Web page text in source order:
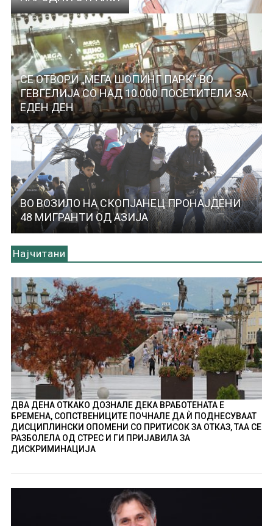
СЕ ОТВОРИ „МЕГА ШОПИНГ ПАРК“ ВО
ГЕВГЕЛИЈА СО НАД 10.000 ПОСЕТИТЕЛИ ЗА
ЕДЕН ДЕН
ВО ВОЗИЛО НА СКОПЈАНЕЦ ПРОНАЈДЕНИ
48 МИГРАНТИ ОД АЗИЈА
Најчитани
ДВА ДЕНА ОТКАКО ДОЗНАЛЕ ДЕКА ВРАБОТЕНАТА Е
БРЕМЕНА, СОПСТВЕНИЦИТЕ ПОЧНАЛЕ ДА Ѝ ПОДНЕСУВААТ
ДИСЦИПЛИНСКИ ОПОМЕНИ СО ПРИТИСОК ЗА ОТКАЗ, ТАА СЕ
РАЗБОЛЕЛА ОД СТРЕС И ГИ ПРИЈАВИЛА ЗА
ДИСКРИМИНАЦИЈА